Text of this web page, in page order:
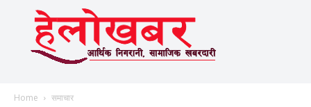
Home समाचार